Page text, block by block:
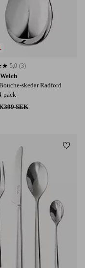
skedar Radford
pack
399 SEK
på 3 st betyg
5,0 (3)